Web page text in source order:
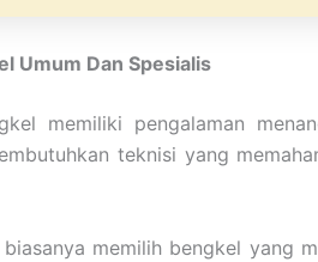
Umum Dan Spesialis
memiliki pengalaman
teknisi yang
memilih bengkel yang